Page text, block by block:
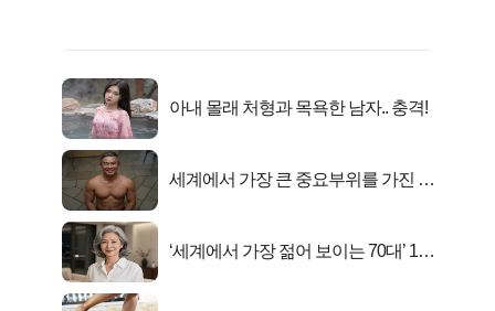
아내 몰래 처형과 목욕한 남자.. 충격!
세계에서 가장 큰 중요부위를 가진 남
‘세계에서 가장 젊어 보이는 70대’ 1위